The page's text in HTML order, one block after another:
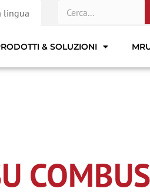
lingua
& SOLUZIONI